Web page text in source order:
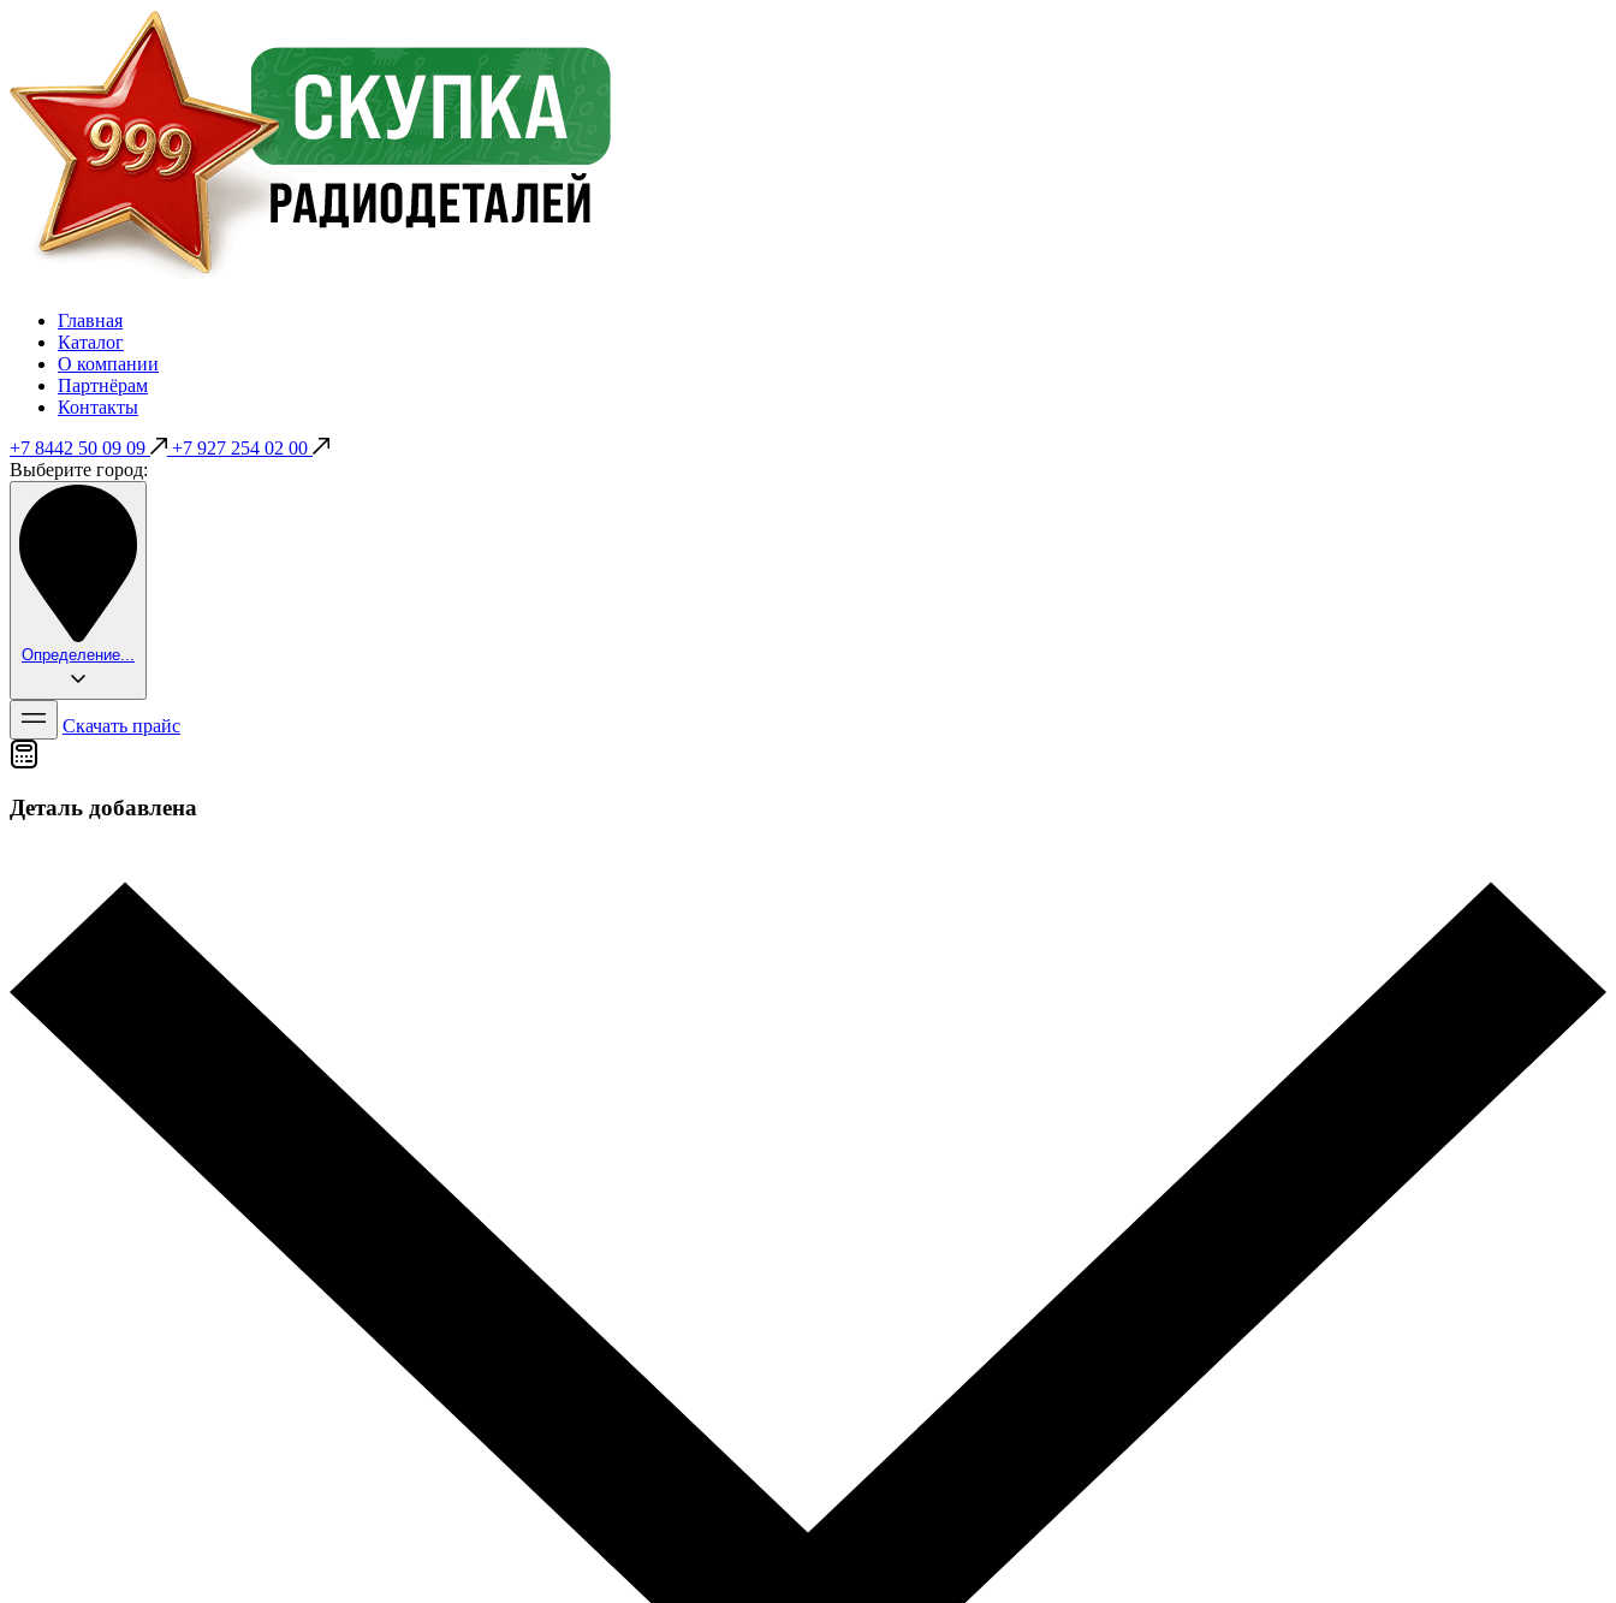
Главная
Каталог
О компании
Партнёрам
Контакты
+7 8442 50 09 09
+7 927 254 02 00
Выберите город:
Определение...
Скачать прайс
Деталь добавлена